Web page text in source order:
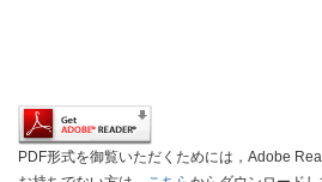
PDF形式を御覧いただくためには，Adobe